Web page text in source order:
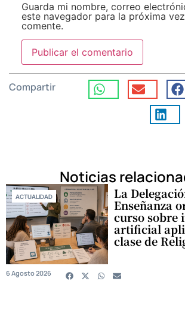
Guarda mi nombre, correo
este navegador para la próxima
comente.
Compartir
Noticias
ACTUALIDAD La
Enseñanza
curso sobre
artificial
clase de
6 Agosto 2026